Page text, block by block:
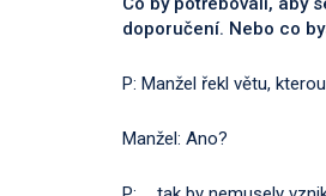
doporučení. Nebo co
P: Manžel řekl větu,
Manžel: Ano?